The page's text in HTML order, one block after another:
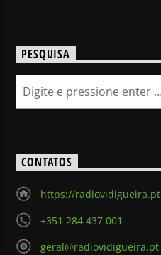
PESQUISA
CONTATOS
https://radiovidigueira.pt
+351 284 437 001
geral@radiovidigueira.pt